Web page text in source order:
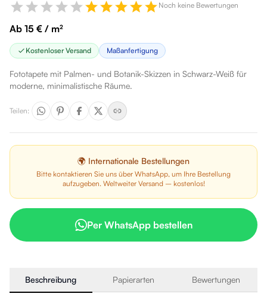
Noch keine Bewertungen
Ab 15 € / m²
Kostenloser Versand Maßanfertigung
Fototapete mit Palmen- und Botanik-Skizzen in Schwarz-Weiß für
moderne, minimalistische Räume.
Teilen:
🌍 Internationale Bestellungen
Bitte kontaktieren Sie uns über WhatsApp, um Ihre Bestellung
aufzugeben. Weltweiter Versand – kostenlos!
Per WhatsApp bestellen
Beschreibung Papierarten Bewertungen